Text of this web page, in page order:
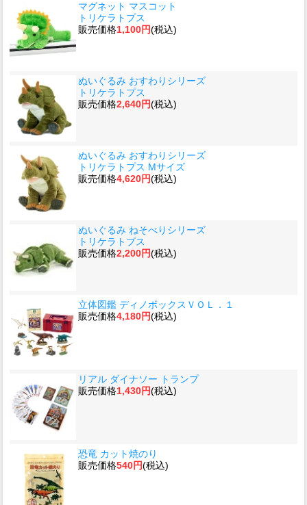
マグネット マスコット
トリケラトプス
販売価格1,100円(税込)
ぬいぐるみ おすわりシリーズ
トリケラトプス
販売価格2,640円(税込)
ぬいぐるみ おすわりシリーズ
トリケラトプス Mサイズ
販売価格4,620円(税込)
ぬいぐるみ ねそべりシリーズ
トリケラトプス
販売価格2,200円(税込)
立体図鑑 ディノボックスＶＯＬ．１
販売価格4,180円(税込)
リアル ダイナソー トランプ
販売価格1,430円(税込)
恐竜 カット焼のり
販売価格540円(税込)